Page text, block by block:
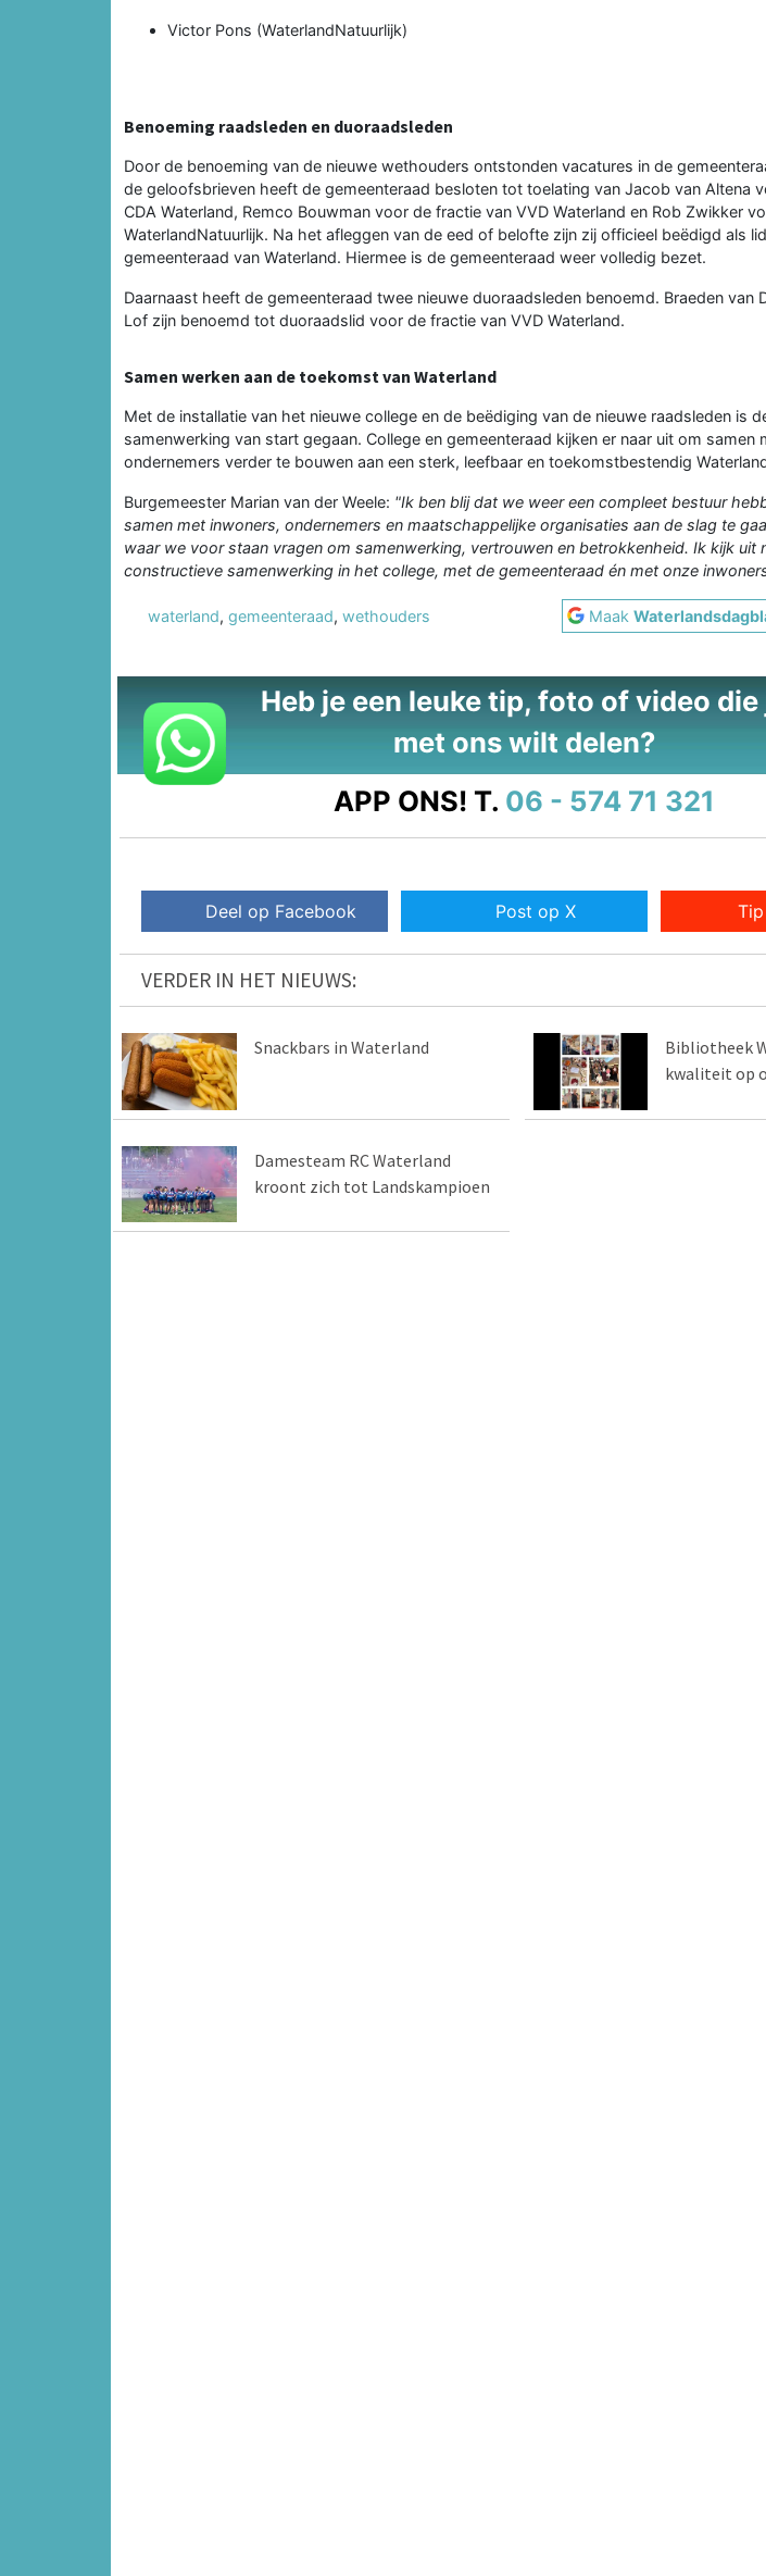
Victor Pons (WaterlandNatuurlijk)
Benoeming raadsleden en duoraadsleden
Door de benoeming van de nieuwe wethouders ontstonden vacatures in de
de geloofsbrieven heeft de gemeenteraad besloten tot toelating van Jacob van Altena
CDA Waterland, Remco Bouwman voor de fractie van VVD Waterland en Rob Zwikker
WaterlandNatuurlijk. Na het afleggen van de eed of belofte zijn zij officieel beëdigd als
gemeenteraad van Waterland. Hiermee is de gemeenteraad weer volledig bezet.
Daarnaast heeft de gemeenteraad twee nieuwe duoraadsleden benoemd. Braeden van
Lof zijn benoemd tot duoraadslid voor de fractie van VVD Waterland.
Samen werken aan de toekomst van Waterland
Met de installatie van het nieuwe college en de beëdiging van de nieuwe raadsleden is
samenwerking van start gegaan. College en gemeenteraad kijken er naar uit om samen
ondernemers verder te bouwen aan een sterk, leefbaar en toekomstbestendig
Burgemeester Marian van der Weele: "Ik ben blij dat we weer een compleet bestuur
samen met inwoners, ondernemers en maatschappelijke organisaties aan de slag te
waar we voor staan vragen om samenwerking, vertrouwen en betrokkenheid. Ik kijk uit
constructieve samenwerking in het college, met de gemeenteraad én met onze
waterland, gemeenteraad, wethouders Maak
Heb je een leuke tip, foto of video die
met ons wilt delen?
APP ONS! T. 06 - 574 71 321
Deel op Facebook Post op X
VERDER IN HET NIEUWS:
Snackbars in Waterland
Bibliotheek
kwaliteit op
Damesteam RC Waterland
kroont zich tot Landskampioen